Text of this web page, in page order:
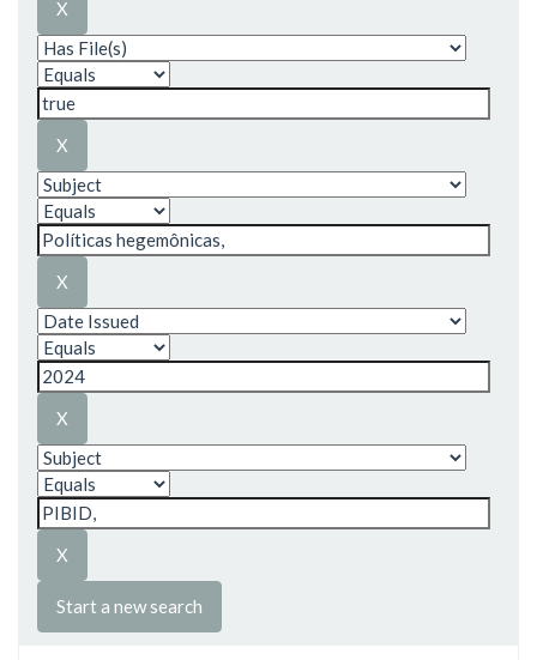
Start a new search